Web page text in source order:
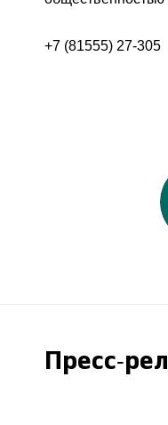
+7 (81555) 27-305
Пресс-